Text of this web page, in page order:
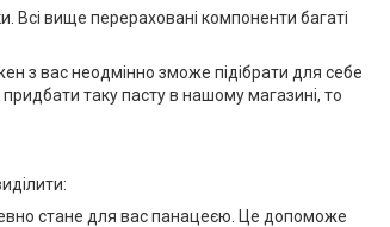
Всі вище перераховані компоненти багаті
з вас неодмінно зможе підібрати для себе
таку пасту в нашому магазині, то
стане для вас панацеєю. Це допоможе